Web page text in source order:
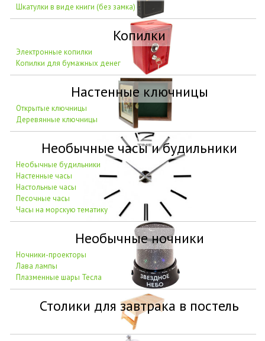
Шкатулки в виде книги (без замка)
Копилки
Электронные копилки
Копилки для бумажных денег
Настенные ключницы
Открытые ключницы
Деревянные ключницы
Необычные часы и будильники
Необычные будильники
Настенные часы
Настольные часы
Песочные часы
Часы на морскую тематику
Необычные ночники
Ночники-проекторы
Лава лампы
Плазменные шары Тесла
Столики для завтрака в постель